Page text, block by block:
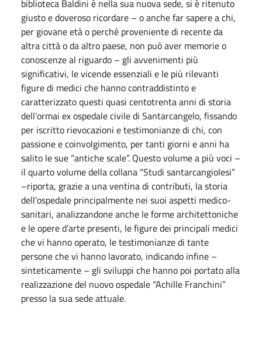
biblioteca Baldini è nella sua nuova sede, si è ritenuto
giusto e doveroso ricordare – o anche far sapere a chi,
per giovane età o perché proveniente di recente da
altra città o da altro paese, non può aver memorie o
conoscenze al riguardo – gli avvenimenti più
significativi, le vicende essenziali e le più rilevanti
figure di medici che hanno contraddistinto e
caratterizzato questi quasi centotrenta anni di storia
dell’ormai ex ospedale civile di Santarcangelo, fissando
per iscritto rievocazioni e testimonianze di chi, con
passione e coinvolgimento, per tanti giorni e anni ha
salito le sue “antiche scale”. Questo volume a più voci –
il quarto volume della collana “Studi santarcangiolesi”
–riporta, grazie a una ventina di contributi, la storia
dell’ospedale principalmente nei suoi aspetti medico-
sanitari, analizzandone anche le forme architettoniche
e le opere d’arte presenti, le figure dei principali medici
che vi hanno operato, le testimonianze di tante
persone che vi hanno lavorato, indicando infine –
sinteticamente – gli sviluppi che hanno poi portato alla
realizzazione del nuovo ospedale “Achille Franchini”
presso la sua sede attuale.